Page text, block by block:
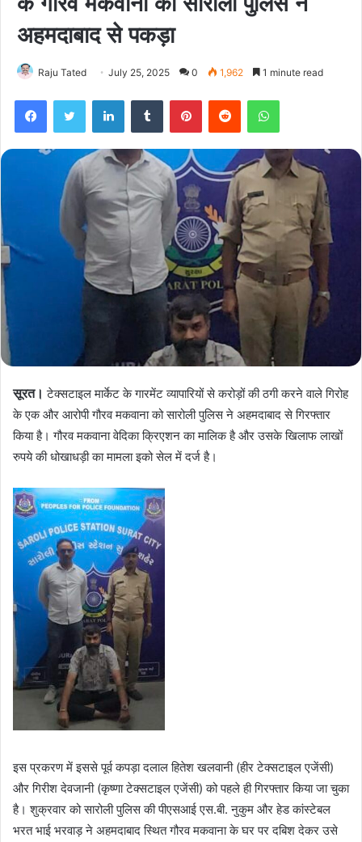
अहमदाबाद से पकड़ा
Raju Tated July 25, 2025 0 1,962 1 minute read
FacebookTwitter LinkedInTumblr PinterestReddit WhatsApp
सूरत। टेक्सटाइल मार्केट के गारमेंट व्यापारियों से करोड़ों की ठगी करने वाले गिरोह
के एक और आरोपी गौरव मकवाना को सारोली पुलिस ने अहमदाबाद से गिरफ्तार
किया है। गौरव मकवाना वेदिका क्रिएशन का मालिक है और उसके खिलाफ लाखों
रुपये की धोखाधड़ी का मामला इको सेल में दर्ज है।
इस प्रकरण में इससे पूर्व कपड़ा दलाल हितेश खलवानी (हीर टेक्सटाइल एजेंसी)
और गिरीश देवजानी (कृष्णा टेक्सटाइल एजेंसी) को पहले ही गिरफ्तार किया जा चुका
है। शुक्रवार को सारोली पुलिस की पीएसआई एस.बी. नुकुम और हेड कांस्टेबल
भरत भाई भरवाड़ ने अहमदाबाद स्थित गौरव मकवाना के घर पर दबिश देकर उसे